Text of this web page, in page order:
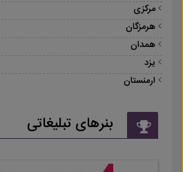
مرکزی
هرمزگان
همدان
یزد
ارمنستان
بنرهای تبلیغاتی